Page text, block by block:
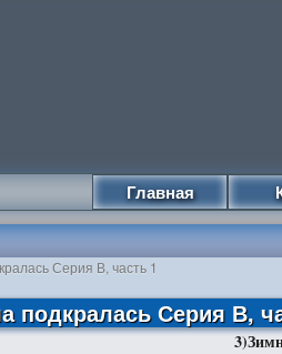
Главная
Серия В, часть 1
подкралась Серия В,